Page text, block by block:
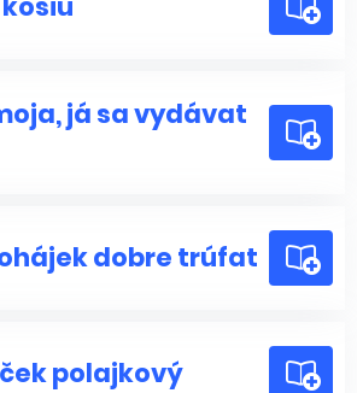
já sa vydávat
dobre trúfat
polajkový